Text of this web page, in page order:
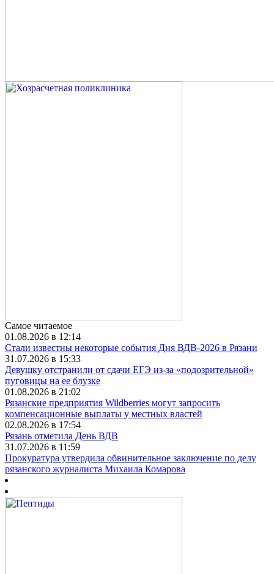
Самое читаемое
01.08.2026 в 12:14
Стали известны некоторые события Дня ВДВ-2026 в Рязани
31.07.2026 в 15:33
Девушку отстранили от сдачи ЕГЭ из-за «подозрительной»
пуговицы на ее блузке
01.08.2026 в 21:02
Рязанские предприятия Wildberries могут запросить
компенсационные выплаты у местных властей
02.08.2026 в 17:54
Рязань отметила День ВДВ
31.07.2026 в 11:59
Прокуратура утвердила обвинительное заключение по делу
рязанского журналиста Михаила Комарова